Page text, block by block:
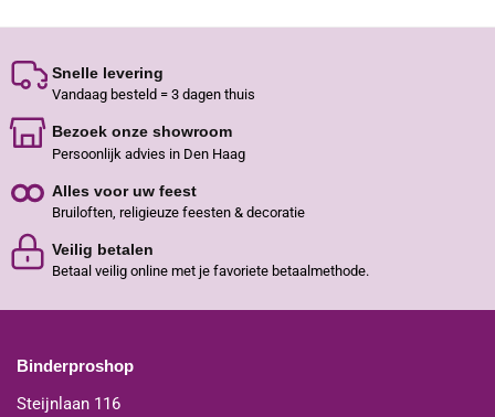
Snelle levering
Vandaag besteld = 3 dagen thuis
Bezoek onze showroom
Persoonlijk advies in Den Haag
Alles voor uw feest
Bruiloften, religieuze feesten & decoratie
Veilig betalen
Betaal veilig online met je favoriete betaalmethode.
Binderproshop
Steijnlaan 116